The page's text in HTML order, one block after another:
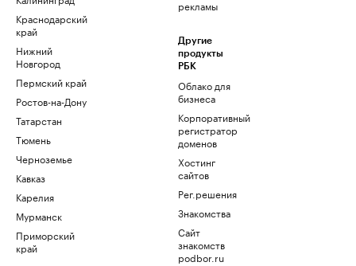
Краснодарский
край
Нижний
Новгород
Пермский край
Ростов-на-Дону
Татарстан
Тюмень
Черноземье
Кавказ
Карелия
Мурманск
Приморский
край
рекламы
Другие
продукты
РБК
Облако для
бизнеса
Корпоративный
регистратор
доменов
Хостинг
сайтов
Рег.решения
Знакомства
Сайт
знакомств
podbor.ru